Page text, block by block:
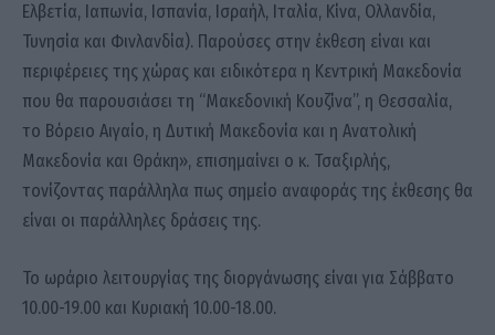
Ελβετία, Ιαπωνία, Ισπανία, Ισραήλ, Ιταλία, Κίνα, Ολλανδία,
Τυνησία και Φινλανδία). Παρούσες στην έκθεση είναι και
περιφέρειες της χώρας και ειδικότερα η Κεντρική Μακεδονία
που θα παρουσιάσει τη “Μακεδονική Κουζίνα”, η Θεσσαλία,
το Βόρειο Αιγαίο, η Δυτική Μακεδονία και η Ανατολική
Μακεδονία και Θράκη», επισημαίνει ο κ. Τσαξιρλής,
τονίζοντας παράλληλα πως σημείο αναφοράς της έκθεσης θα
είναι οι παράλληλες δράσεις της.
Το ωράριο λειτουργίας της διοργάνωσης είναι για Σάββατο
10.00-19.00 και Κυριακή 10.00-18.00.